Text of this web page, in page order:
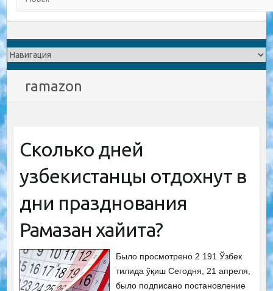
ramazon
Сколько дней
узбекистанцы отдохнут в
дни празднования
Рамазан хайита?
Было просмотрено 2 191 Ўзбек
тилида ўқиш Сегодня, 21 апреля,
было подписано постановление